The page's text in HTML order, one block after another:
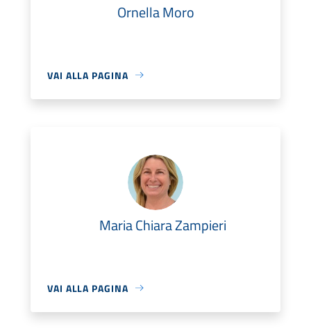
Ornella Moro
VAI ALLA PAGINA
Maria Chiara Zampieri
VAI ALLA PAGINA